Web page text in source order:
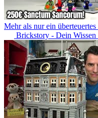
Mehr als nur ein
Brickstory - Dein Wissen